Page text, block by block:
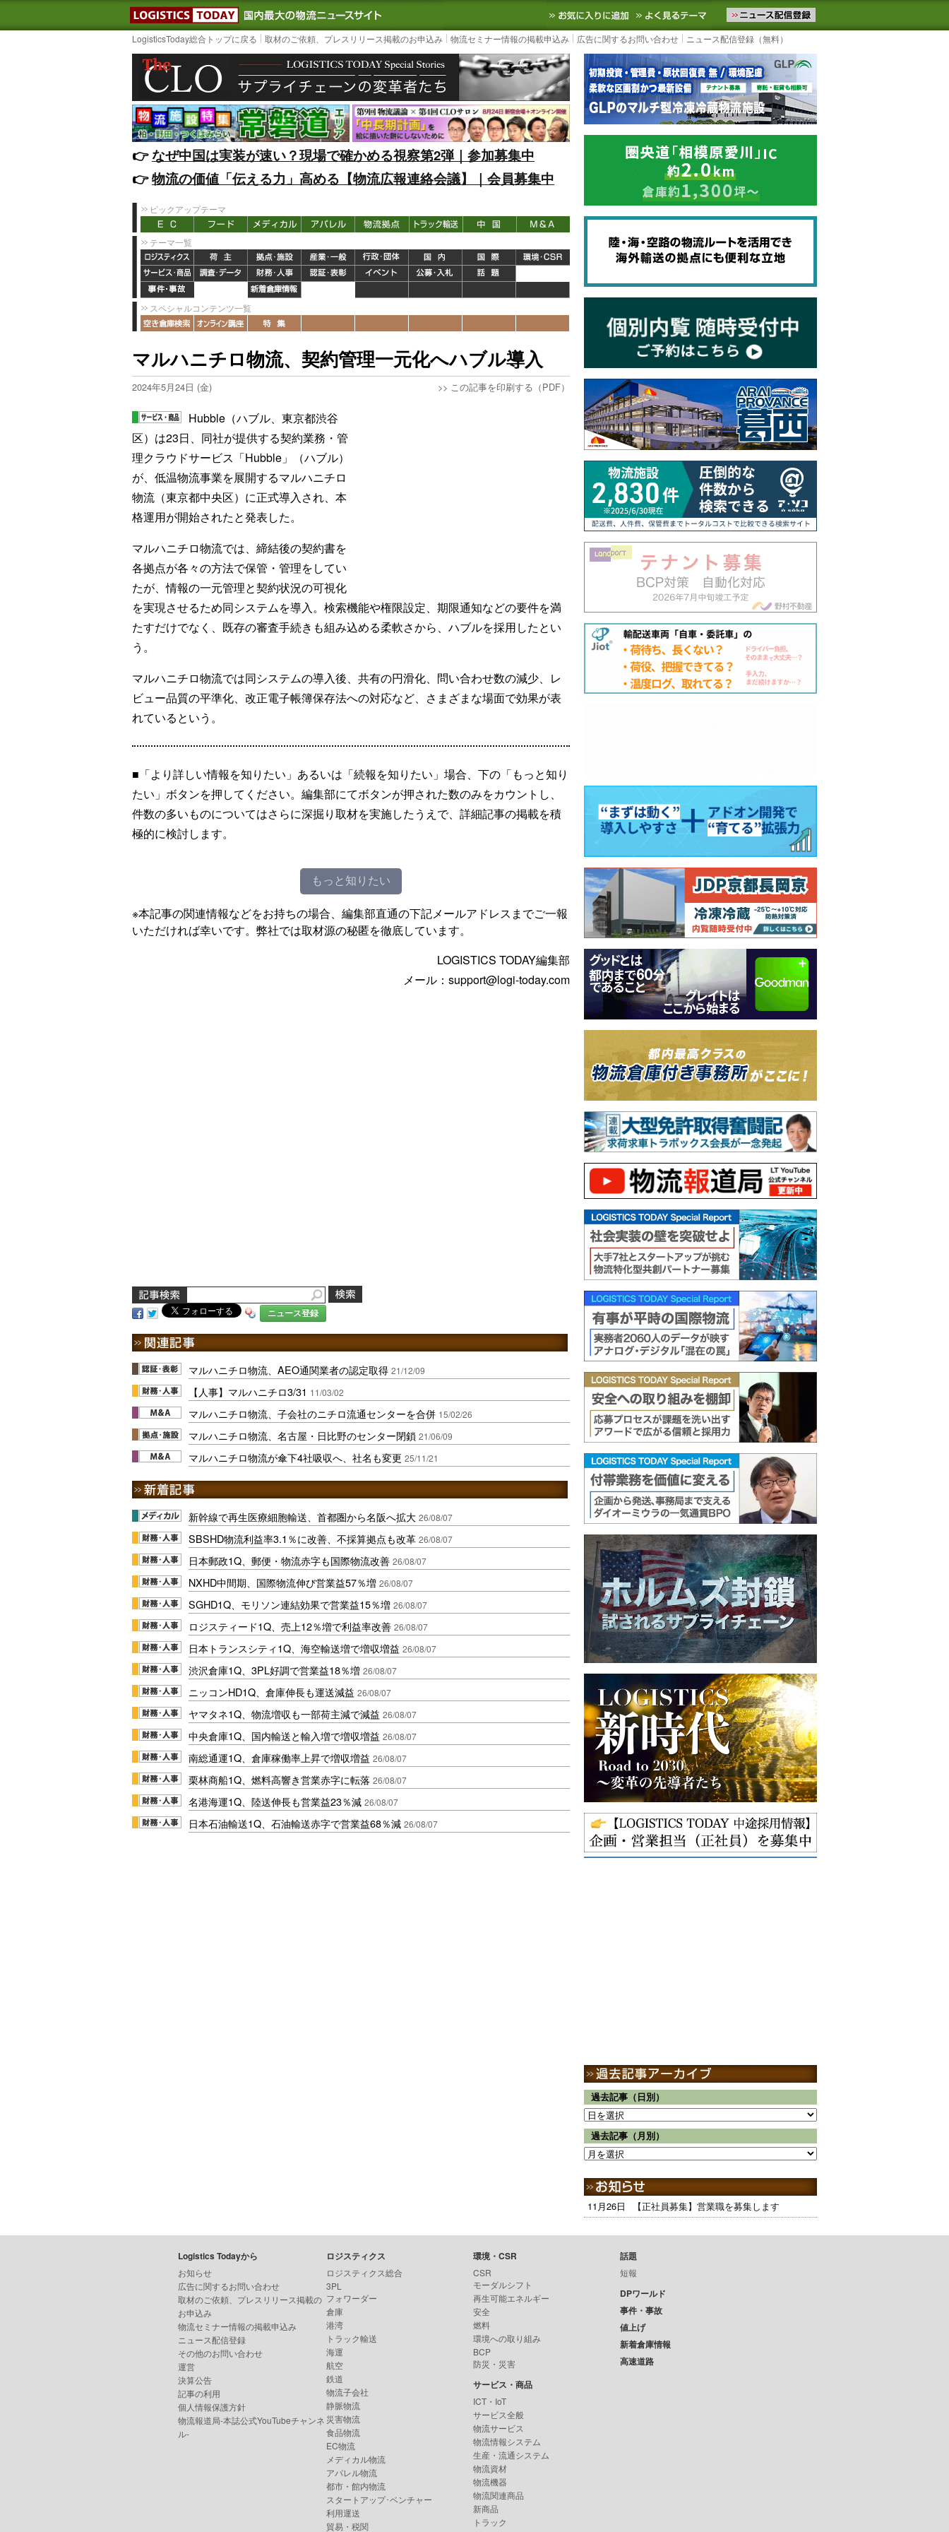
LOGISTICS TODAY｜国内最大の物流ニュースサイト3PL, SCMなど国内外の最新の物流ニュースをお届けします。物流ニュースメール配信を登録す
お気に入りに追加 よく見るテーマ
LogisticsToday総合トップに戻る 取材のご依頼、プレスリリース掲載のお申込み 物流セミナー情報の掲載申込み 広告に関するお問い合わせ ニュース配信登録（無料）
👉️なぜ中国は実装が速い？現場で確かめる視察第2弾｜参加募集中
👉️物流の価値「伝える力」高める【物流広報連絡会議】｜会員募集中
ピックアップテーマ
テーマ一覧
スペシャルコンテンツ一覧
マルハニチロ物流、契約管理一元化へハブル導入
2024年5月24日 (金) >> この記事を印刷する（PDF）
Hubble（ハブル、東京都渋谷
区）は23日、同社が提供する契約業務・管
理クラウドサービス「Hubble」（ハブル）
が、低温物流事業を展開するマルハニチロ
物流（東京都中央区）に正式導入され、本
格運用が開始されたと発表した。
マルハニチロ物流では、締結後の契約書を
各拠点が各々の方法で保管・管理をしてい
たが、情報の一元管理と契約状況の可視化
を実現させるため同システムを導入。検索機能や権限設定、期限通知などの要件を満
たすだけでなく、既存の審査手続きも組み込める柔軟さから、ハブルを採用したとい
う。
マルハニチロ物流では同システムの導入後、共有の円滑化、問い合わせ数の減少、レ
ビュー品質の平準化、改正電子帳簿保存法への対応など、さまざまな場面で効果が表
れているという。
■「より詳しい情報を知りたい」あるいは「続報を知りたい」場合、下の「もっと知り
たい」ボタンを押してください。編集部にてボタンが押された数のみをカウントし、
件数の多いものについてはさらに深掘り取材を実施したうえで、詳細記事の掲載を積
極的に検討します。
もっと知りたい
※本記事の関連情報などをお持ちの場合、編集部直通の下記メールアドレスまでご一報
いただければ幸いです。弊社では取材源の秘匿を徹底しています。
LOGISTICS TODAY編集部
メール：support@logi-today.com
ニュース登録
マルハニチロ物流、AEO通関業者の認定取得 21/12/09
【人事】マルハニチロ3/31 11/03/02
マルハニチロ物流、子会社のニチロ流通センターを合併 15/02/26
マルハニチロ物流、名古屋・日比野のセンター閉鎖 21/06/09
マルハニチロ物流が傘下4社吸収へ、社名も変更 25/11/21
新幹線で再生医療細胞輸送、首都圏から名阪へ拡大 26/08/07
SBSHD物流利益率3.1％に改善、不採算拠点も改革 26/08/07
日本郵政1Q、郵便・物流赤字も国際物流改善 26/08/07
NXHD中間期、国際物流伸び営業益57％増 26/08/07
SGHD1Q、モリソン連結効果で営業益15％増 26/08/07
ロジスティード1Q、売上12％増で利益率改善 26/08/07
日本トランスシティ1Q、海空輸送増で増収増益 26/08/07
渋沢倉庫1Q、3PL好調で営業益18％増 26/08/07
ニッコンHD1Q、倉庫伸長も運送減益 26/08/07
ヤマタネ1Q、物流増収も一部荷主減で減益 26/08/07
中央倉庫1Q、国内輸送と輸入増で増収増益 26/08/07
南総通運1Q、倉庫稼働率上昇で増収増益 26/08/07
栗林商船1Q、燃料高響き営業赤字に転落 26/08/07
名港海運1Q、陸送伸長も営業益23％減 26/08/07
日本石油輸送1Q、石油輸送赤字で営業益68％減 26/08/07
過去記事（日別）
過去記事（月別）
11月26日 【正社員募集】営業職を募集します
Logistics Todayから
お知らせ
広告に関するお問い合わせ
取材のご依頼、プレスリリース掲載の
お申込み
物流セミナー情報の掲載申込み
ニュース配信登録
その他のお問い合わせ
運営
決算公告
記事の利用
個人情報保護方針
物流報道局-本誌公式YouTubeチャンネ
ル-
ロジスティクス
ロジスティクス総合
3PL
フォワーダー
倉庫
港湾
トラック輸送
海運
航空
鉄道
物流子会社
静脈物流
災害物流
食品物流
EC物流
メディカル物流
アパレル物流
都市・館内物流
スタートアップ･ベンチャー
利用運送
貿易・税関
環境・CSR
CSR
モーダルシフト
再生可能エネルギー
安全
燃料
環境への取り組み
BCP
防災・災害
サービス・商品
ICT・IoT
サービス全般
物流サービス
物流情報システム
生産・流通システム
物流資材
物流機器
物流関連商品
新商品
トラック
話題
短報
DPワールド
事件・事故
値上げ
新着倉庫情報
高速道路